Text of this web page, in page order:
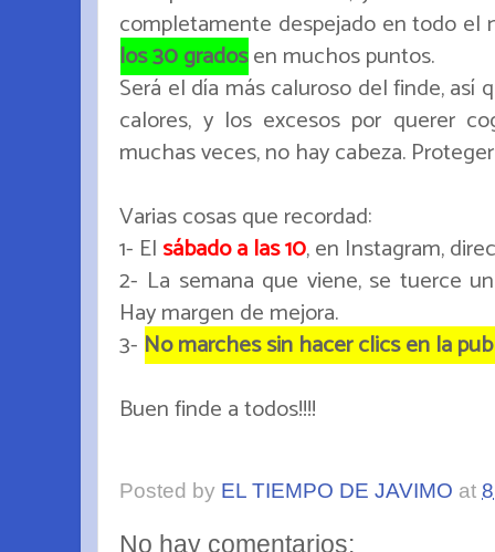
completamente despejado en todo el
los 30 gradosen muchos puntos.
Será el día más caluroso del finde,
calores, y los excesos por querer
muchas veces, no hay cabeza.
Varias cosas que recordad:
1- El sábado a las 10, en Instagram,
2- La semana que viene, se tuerce
Hay margen de mejora.
3- No marches sin hacer clics en la
Buen finde a todos!!!!
Posted by EL TIEMPO DE JAVIMO at
No hay comentarios: